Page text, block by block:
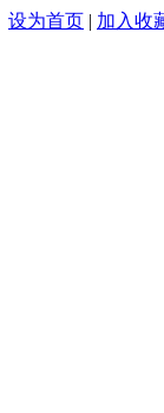
设为首页 | 加入收